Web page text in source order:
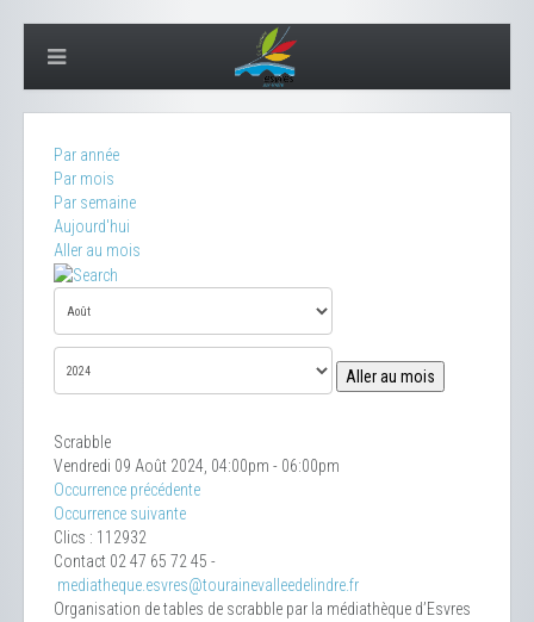
Par année
Par mois
Par semaine
Aujourd'hui
Aller au mois
Aller au mois
Scrabble
Vendredi 09 Août 2024, 04:00pm - 06:00pm
Occurrence précédente
Occurrence suivante
Clics : 112932
Contact 02 47 65 72 45 -
mediatheque.esvres@tourainevalleedelindre.fr
Organisation de tables de scrabble par la médiathèque d’Esvres